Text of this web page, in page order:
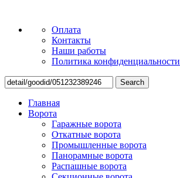
Оплата
Контакты
Наши работы
Политика конфиденциальности
Search
Главная
Ворота
Гаражные ворота
Откатные ворота
Промышленные ворота
Панорамные ворота
Распашные ворота